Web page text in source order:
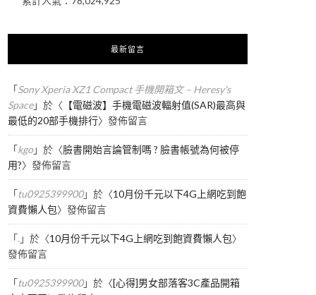
最新留言
「Sony Xperia XZ1 Compact 手機開箱文 – Heresy's
Space」於〈 【電磁波】手機電磁波輻射值(SAR)最高與
最低的20部手機排行〉發佈留言
「kgo」於〈臉書開始言論管制嗎 ? 臉書帳號為何被停
用?〉發佈留言
「tu0925399900」於〈10月份千元以下4G上網吃到飽
資費懶人包〉發佈留言
「.」於〈10月份千元以下4G上網吃到飽資費懶人包〉
發佈留言
「tu0925399900」於〈[心得]男女部落客3C產品開箱